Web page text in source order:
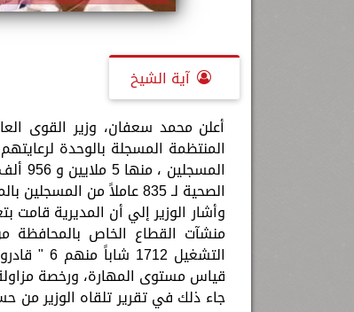
آية الشيخ
أعلن محمد سعفان، وزير القوى
الصحية لـ 835 عاملاً من المسجلين بالمديرية.
منشآت القطاع الخاص بالمحافظة
قياس مستوى المهارة، ورخصة
جاء ذلك في تقرير تلقاه الوزير من